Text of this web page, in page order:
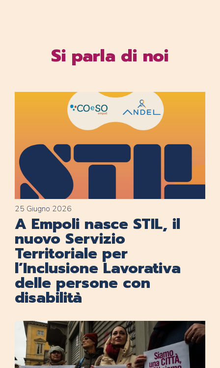
Si parla di noi
25 Giugno 2026
A Empoli nasce STIL, il
nuovo Servizio
Territoriale per
l’Inclusione Lavorativa
delle persone con
disabilità